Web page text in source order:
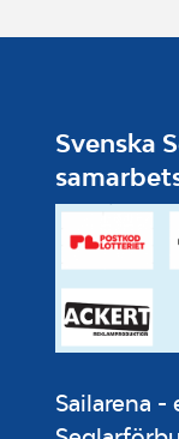
Svenska
Sailarena -